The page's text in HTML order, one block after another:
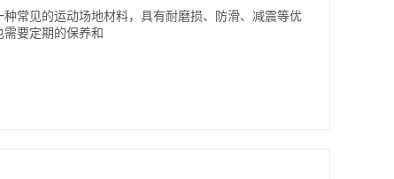
常见的运动场地材料，具有耐磨损、防滑、减震等优
要定期的保养和